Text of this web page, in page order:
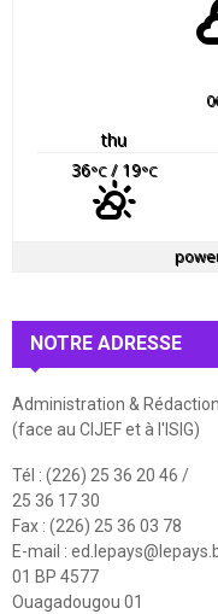
thu
36°C/ 19°C
NOTRE ADRESSE
Administration &
(face au CIJEF et à l'ISIG)
Tél : (226) 25 36 20 46 /
25 36 17 30
Fax : (226) 25 36 03 78
E-mail :
01 BP 4577
Ouagadougou 01